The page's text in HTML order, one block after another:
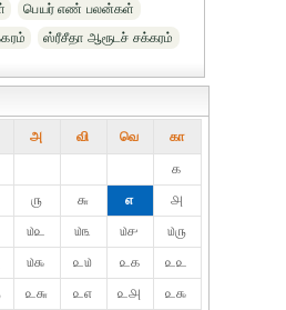
பெயர் எண் பலன்கள்
ஸ்ரீசீதா ஆரூடச் சக்கரம்
அ வி வெ கா
௧
௫ ௬ ௭
௮
௰௨ ௰௩ ௰௪
௰௫
௰௯ ௨௰ ௨௧
௨௨
௨௬ ௨௭ ௨௮
௨௯